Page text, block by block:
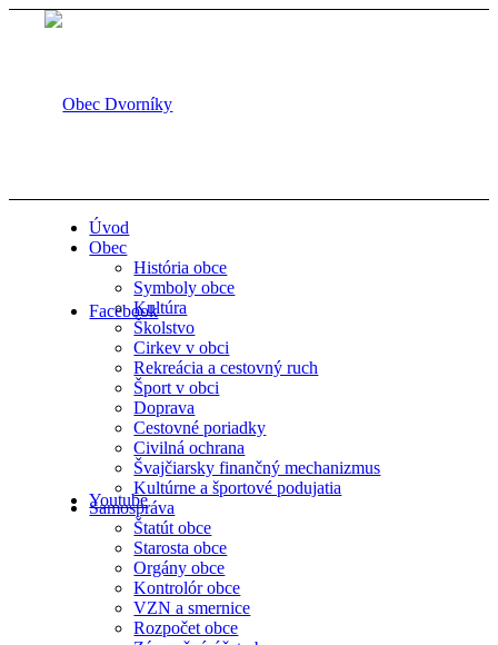
Facebook
Youtube
Úvod
Obec
História obce
Symboly obce
Kultúra
Školstvo
Cirkev v obci
Rekreácia a cestovný ruch
Šport v obci
Doprava
Cestovné poriadky
Civilná ochrana
Švajčiarsky finančný mechanizmus
Kultúrne a športové podujatia
Samospráva
Štatút obce
Starosta obce
Orgány obce
Kontrolór obce
VZN a smernice
Rozpočet obce